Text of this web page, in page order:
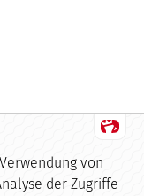
von
der Zugriffe